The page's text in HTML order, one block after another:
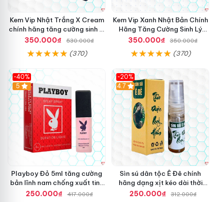
Kem Vip Nhật Trắng X Cream
chính hãng tăng cường sinh lý
nam kéo dài
350.000₫ 530.000₫
(370)
Kem Vip Xanh Nhật Bản Chính
Hãng Tăng Cường Sinh Lý
Nam Bền Lâu
350.000₫ 350.000₫
(370)
-40%
5
Playboy Đỏ 5ml tăng cường
bản lĩnh nam chống xuất tinh
sớm
250.000₫ 417.000₫
-20%
4.7
Sìn sú dân tộc Ê Đê chính
hãng dạng xịt kéo dài thời
gian quan hệ chai nhỏ 5ml
250.000₫ 312.000₫